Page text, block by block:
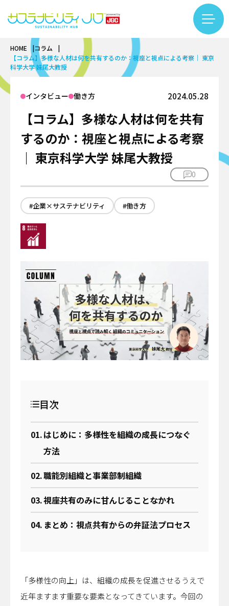
コラム一覧
基礎知識
再生可能エネルギー
LNG
アンモニア・水素
基礎知識
バイオものづくり
バイオエネルギー
サーキュラーエコノミー
基礎知識
繊維リサイクル
テクノロジー
安全
DX
カーボンニュートラル
バイオ
サーキュラーエコノミー
わたしの仕事と日常
サステナビリティ推進
企業
イベント
用語集
わたしたちについて
A-MIS
メールマガジン登録
お問い合わせ
検索する
運営会社 プライバシーポリシー
フリーワード検索 カテゴリー検索
#LNG #インタビュー
#エキスパート
#カーボンニュートラル
#サーキュラーエコノミー
#バイオマス
#佐久本太一シリーズ
#働き方
#再生可能エネルギー
#日揮グループの紹介
#身近なサステナビリティ
HOME
コラム
【コラム】多様な人材は何を共有するのか：視座と視点による考察｜ 東京
科学大学 妹尾大教授
インタビュー 働き方 2024.05.28
【コラム】多様な人材は何を共有
するのか：視座と視点による考察
｜ 東京科学大学 妹尾大教授
0
#企業×サステナビリティ #働き方
目次
はじめに：多様性を組織の成長につなぐ
方法
職能別組織と事業部制組織
視座共有のみに甘んじることなかれ
まとめ：視点共有からの弁証法プロセス
「多様性の向上」は、組織の成長を促進させるうえで
近年ますます重要な要素となってきています。今回の